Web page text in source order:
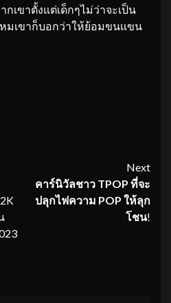
กเขาตั้งแต่เด็กๆไม่ว่าจะเป็น
หมเขาก็บอกว่าให้ย้อมขนแขน
Next
คาร์นิวัลชาว TPOP ที่จะ
ปลุกไฟความ POP ให้ลุก
โชน!